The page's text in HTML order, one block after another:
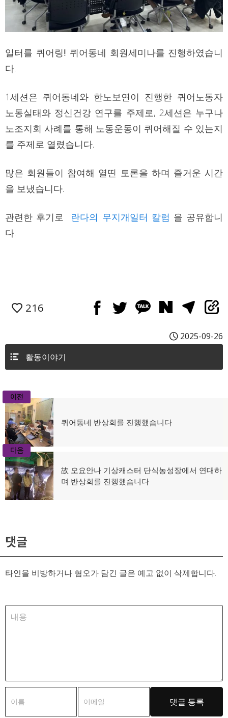
일터를 퀴어링!! 퀴어동네 회원세미나를 진행하였습니
다.
1세션은 퀴어동네와 한노보연이 진행한 퀴어노동자
노동실태와 정신건강 연구를 주제로, 2세션은 누구나
노조지회 사례를 통해 노동운동이 퀴어해질 수 있는지
를 주제로 열렸습니다.
많은 회원들이 참여해 열띤 토론을 하며 즐거운 시간
을 보냈습니다.
관련한 후기로 란다의 무지개일터 칼럼 을 공유합니
다.
216
2025-09-26
활동이야기
글
탐
색
이전
이
퀴어동네 반상회를 진행했습니다
다음
다
음
故 오요안나 기상캐스터 단식농성장에서 연대하
며 반상회를 진행했습니다
댓글
타인을 비방하거나 혐오가 담긴 글은 예고 없이 삭제합니다.